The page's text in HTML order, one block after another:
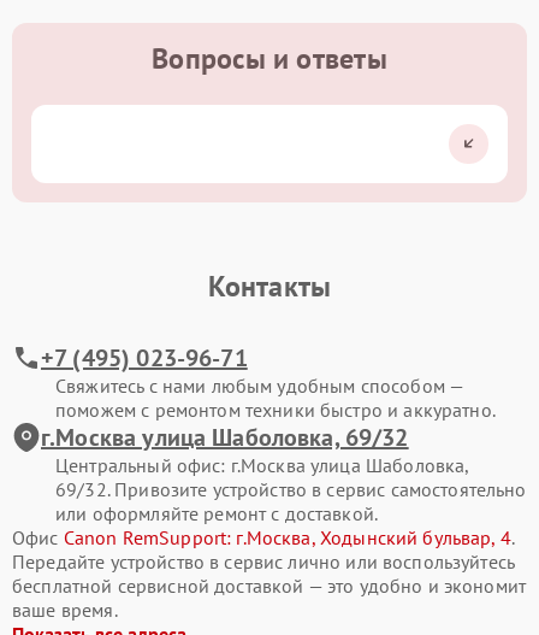
Вопросы и ответы
Контакты
+7 (495) 023-96-71
Свяжитесь с нами любым удобным способом —
поможем с ремонтом техники быстро и аккуратно.
г.Москва улица Шаболовка, 69/32
Центральный офис: г.Москва улица Шаболовка,
69/32. Привозите устройство в сервис самостоятельно
или оформляйте ремонт с доставкой.
Офис Canon RemSupport: г.Москва, Ходынский бульвар, 4.
Передайте устройство в сервис лично или воспользуйтесь
бесплатной сервисной доставкой — это удобно и экономит
ваше время.